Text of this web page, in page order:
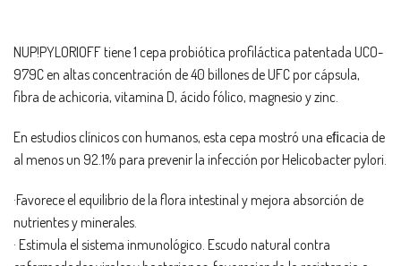
NUP!PYLORIOFF tiene 1 cepa probiótica profiláctica patentada UCO-
979C en altas concentración de 40 billones de UFC por cápsula,
fibra de achicoria, vitamina D, ácido fólico, magnesio y zinc.
En estudios clínicos con humanos, esta cepa mostró una eﬁcacia de
al menos un 92.1% para prevenir la infección por Helicobacter pylori.
·Favorece el equilibrio de la flora intestinal y mejora absorción de
nutrientes y minerales.
· Estimula el sistema inmunológico. Escudo natural contra